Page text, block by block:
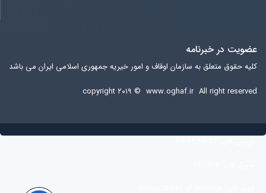
عضویت در خبرنامه
کلیه حقوق متعلق به سازمان اوقاف و امور خیریه جمهوری اسلامی ایران می باشد
copyright ۲۰۱۹ © www.oghaf.ir All right reserved